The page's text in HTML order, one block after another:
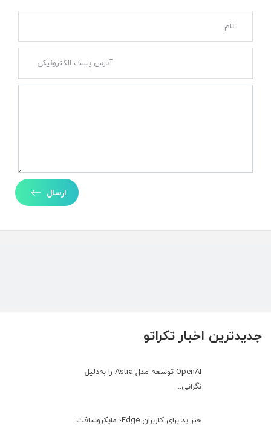
جدیدترین اخبار تکراتو
OpenAI توسعه مدل Astra را به‌دلیل
نگرانی...
خبر بد برای کاربران Edge؛ مایکروسافت
ارسال